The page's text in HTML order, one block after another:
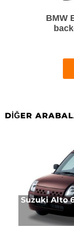
DIĞER
Suzuki Alto